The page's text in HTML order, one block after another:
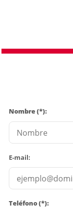
Nombre (*):
E-mail:
Teléfono (*):